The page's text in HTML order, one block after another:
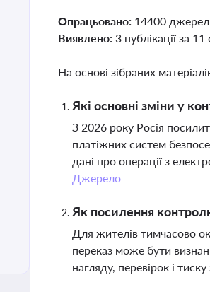
Опрацьовано: 14400 джерел
Виявлено: 3 публікації за 11
На основі зібраних
Які основні зміни у
З 2026 року Росія
платіжних систем
дані про операції з
Джерело
Як посилення
Для жителів тимчасово
переказ може бути
нагляду, перевірок і